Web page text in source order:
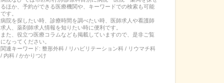
るほか、予約ができる医療機関や、キーワードでの検索も可能
です。
病院を探したい時、診療時間を調べたい時、医師求人や看護師
求人、薬剤師求人情報を知りたい時に便利です。
また、役立つ医療コラムなども掲載していますので、是非ご覧
になってください。
関連キーワード: 整形外科 / リハビリテーション科 / リウマチ科
/ 内科 / かかりつけ